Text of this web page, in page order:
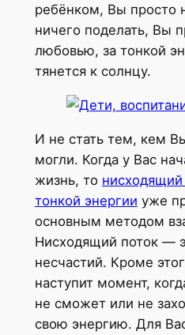
ребёнком, Вы просто
ничего поделать, Вы
любовью, за тонкой
тянется к солнцу.
И не стать тем, кем
могли. Когда у Вас
жизнь, то
тонкой энергии уже
основным методом
Нисходящий поток —
несчастий. Кроме
наступит момент,
не сможет или не
свою энергию. Для